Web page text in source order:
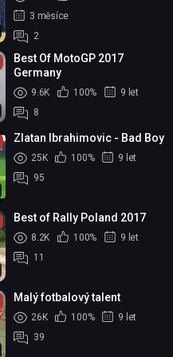
3 měsíce
2
Best Of MotoGP 2017
Germany
9.6K 100%
9 let
8
Zlatan Ibrahimovic - Bad Boy
25K 100%
9 let
95
Best of Rally Poland 2017
8.2K 100%
9 let
11
Malý fotbalový talent
26K 100%
9 let
39